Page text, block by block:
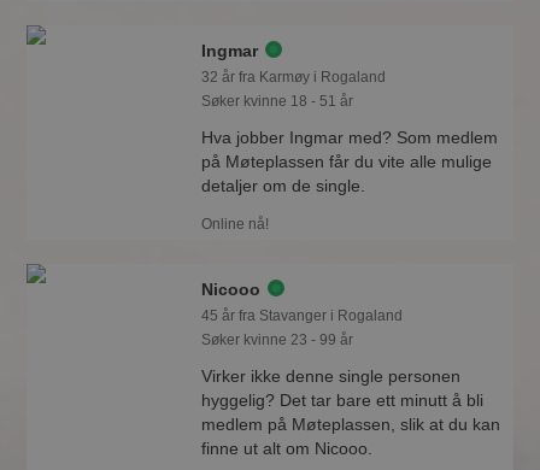
Ingmar
32 år fra Karmøy i Rogaland
Søker kvinne 18 - 51 år
Hva jobber Ingmar med? Som medlem
på Møteplassen får du vite alle mulige
detaljer om de single.
Online nå!
Nicooo
45 år fra Stavanger i Rogaland
Søker kvinne 23 - 99 år
Virker ikke denne single personen
hyggelig? Det tar bare ett minutt å bli
medlem på Møteplassen, slik at du kan
finne ut alt om Nicooo.